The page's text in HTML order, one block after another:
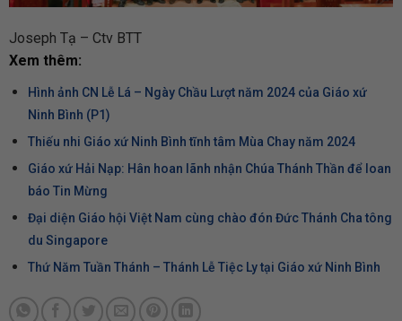
Joseph Tạ – Ctv BTT
Xem thêm:
Hình ảnh CN Lễ Lá – Ngày Chầu Lượt năm 2024 của Giáo xứ
Ninh Bình (P1)
Thiếu nhi Giáo xứ Ninh Bình tĩnh tâm Mùa Chay năm 2024
Giáo xứ Hải Nạp: Hân hoan lãnh nhận Chúa Thánh Thần để loan
báo Tin Mừng
Đại diện Giáo hội Việt Nam cùng chào đón Đức Thánh Cha tông
du Singapore
Thứ Năm Tuần Thánh – Thánh Lễ Tiệc Ly tại Giáo xứ Ninh Bình